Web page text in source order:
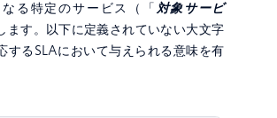
る特定のサービス（「 対象サービ
ます。以下に定義されていない大文字
するSLAにおいて与えられる意味を有